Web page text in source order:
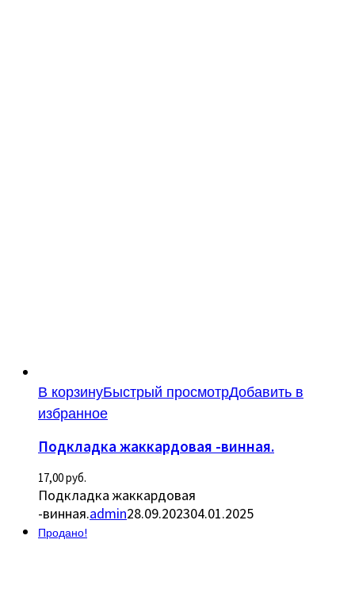
В корзинуБыстрый просмотрДобавить в
избранное
Подкладка жаккардовая -винная.
17,00руб.
Подкладка жаккардовая
-винная.admin28.09.202304.01.2025
Продано!